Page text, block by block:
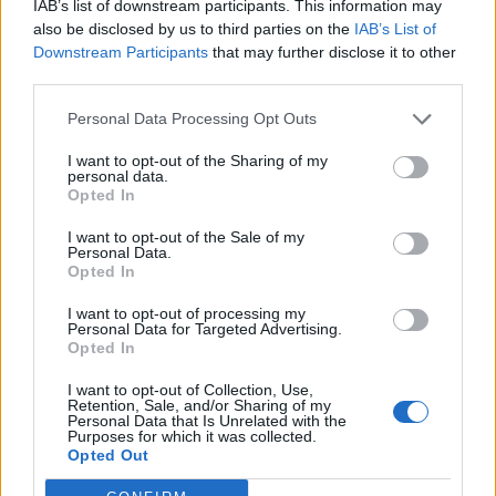
IAB’s list of downstream participants. This information may
also be disclosed by us to third parties on the IAB’s List of
Downstream Participants that may further disclose it to other
Personal Data Processing Opt Outs
I want to opt-out of the Sharing of my
personal data.
Opted In
I want to opt-out of the Sale of my
Personal Data.
Opted In
I want to opt-out of processing my
Personal Data for Targeted Advertising.
Opted In
I want to opt-out of Collection, Use,
Retention, Sale, and/or Sharing of my
Personal Data that Is Unrelated with the
Purposes for which it was collected.
Opted Out
Alejandro Tabilo e pelo belga Alexander Blockx.
Um dos momentos mais aguardados da semana foi
também o regresso do suíço Stan Wawrinka ao Estoril,
integrado na digressão de despedida do antigo vencedor
de três torneios do Grand Slam.
A edição de 2026 ficou igualmente marcada pela maior
representação portuguesa de sempre num torneio ATP
Faria, Henrique Rocha, Frederico Ferreira Silva, Tiago
Pereira e Tiago Torres integraram o quadro principal,
cards após as entradas diretas de alguns jogadores.
protagonizaram as melhores campanhas da edição,
ambos alcançando os quartos de final. Torres assinou
um dos resultados mais marcantes do torneio ao
eliminar o chileno Alejandro Tabilo, terceiro cabeça de
português
Publicado 1 dia atrás on 07/08/2026
A cidade de Castelo Branco, na região Centro de
Portugal, acolhe, nos dias 4 e 5 de setembro, no Centro
de Cultura Contemporânea de Castelo Branco (CCCCB),
a primeira edição da “Bienal Internacional de Artes e
Ofícios”, iniciativa organizada pela Câmara Municipal de
Castelo Branco, através da Divisão de Museus e Cultura,
e integrada na programação do “Festival Sabores de
Perdição”, que decorrerá entre 3 e 6 de setembro.
A Bienal nasce na sequência da inclusão de Castelo
Branco na “Rede de Cidades Criativas da UNESCO”,
distinção atribuída em 31 de outubro de 2023, na
categoria “Artesanato e Artes Populares”,